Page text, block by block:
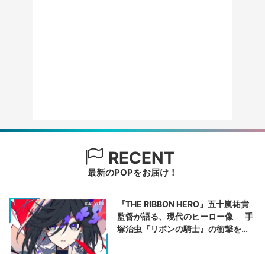
RECENT
最新のPOPをお届け！
『THE RIBBON HERO』五十嵐祐貴
監督が語る、現代のヒーロー像──手
塚治虫『リボンの騎士』の衝撃を再